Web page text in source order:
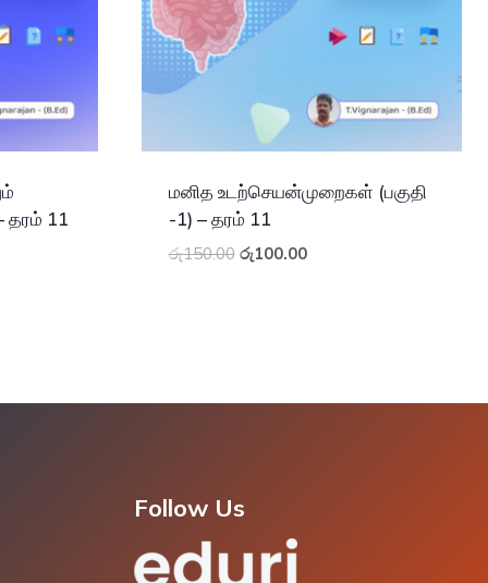
தரம் 11
மனித உடற்செயன்முறைகள் (பகுதி
-1) – தரம் 11
රු150.00 Original
රු100.00Current
Follow Us